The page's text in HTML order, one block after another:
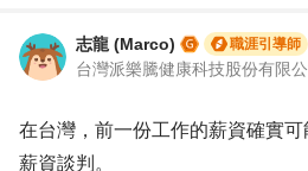
志龍 (Marco) 職涯引導師
在台灣，前一份工作的薪資確實
薪資談判。